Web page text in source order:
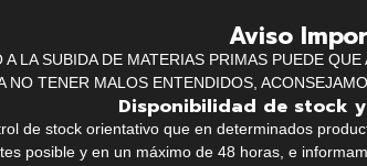
Aviso
A LA SUBIDA DE MATERIAS PRIMAS PUEDE
NO TENER MALOS ENTENDIDOS,
Disponibilidad de stock
de stock orientativo que en determinados
posible y en un máximo de 48 horas, e